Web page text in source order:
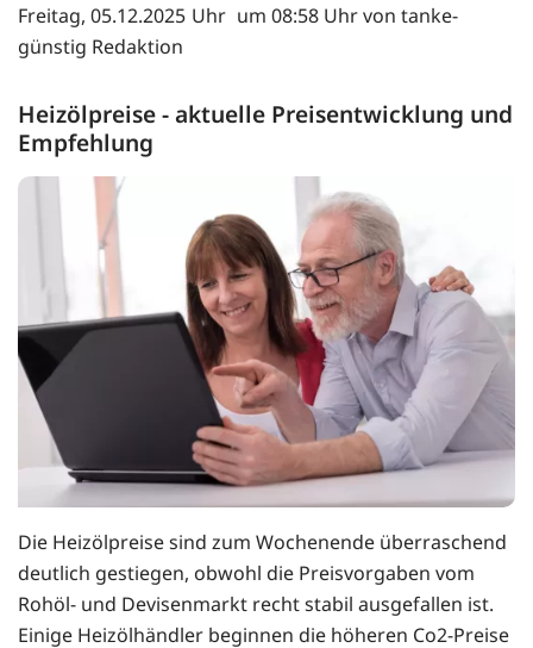
Freitag, 05.12.2025
um 08:58 Uhr von tanke-
günstig Redaktion
Heizölpreise - aktuelle Preisentwicklung und
Empfehlung
Die Heizölpreise sind zum Wochenende überraschend
deutlich gestiegen, obwohl die Preisvorgaben vom
Rohöl- und Devisenmarkt recht stabil ausgefallen ist.
Einige Heizölhändler beginnen die höheren Co2-Preise